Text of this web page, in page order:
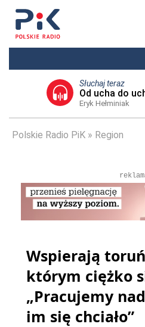
Słuchaj teraz
Od ucha do
Eryk Hełminiak
Polskie Radio PiK Region
Wspierają
którym ciężko
„Pracujemy
im się chciało”